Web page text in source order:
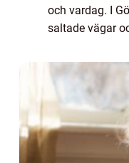
och vardag. I
saltade vägar